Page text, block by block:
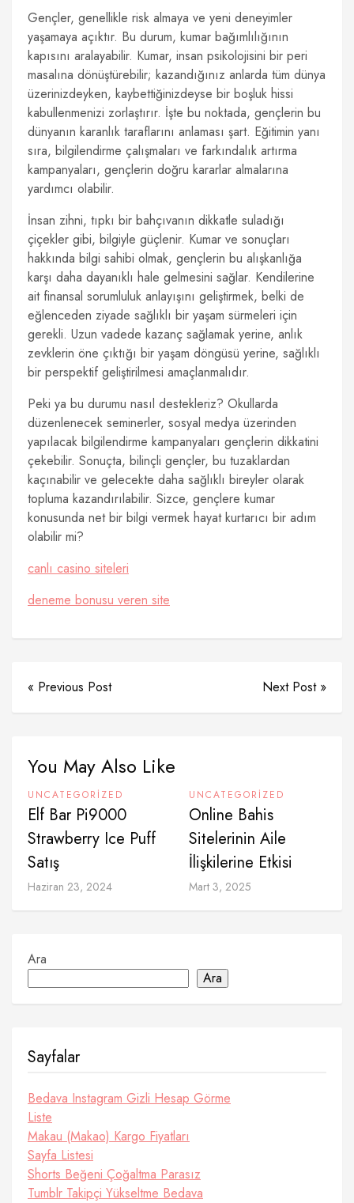
Gençler, genellikle risk almaya ve yeni deneyimler
yaşamaya açıktır. Bu durum, kumar bağımlılığının
kapısını aralayabilir. Kumar, insan psikolojisini bir peri
masalına dönüştürebilir; kazandığınız anlarda tüm dünya
üzerinizdeyken, kaybettiğinizdeyse bir boşluk hissi
kabullenmenizi zorlaştırır. İşte bu noktada, gençlerin bu
dünyanın karanlık taraflarını anlaması şart. Eğitimin yanı
sıra, bilgilendirme çalışmaları ve farkındalık artırma
kampanyaları, gençlerin doğru kararlar almalarına
yardımcı olabilir.
İnsan zihni, tıpkı bir bahçıvanın dikkatle suladığı
çiçekler gibi, bilgiyle güçlenir. Kumar ve sonuçları
hakkında bilgi sahibi olmak, gençlerin bu alışkanlığa
karşı daha dayanıklı hale gelmesini sağlar. Kendilerine
ait finansal sorumluluk anlayışını geliştirmek, belki de
eğlenceden ziyade sağlıklı bir yaşam sürmeleri için
gerekli. Uzun vadede kazanç sağlamak yerine, anlık
zevklerin öne çıktığı bir yaşam döngüsü yerine, sağlıklı
bir perspektif geliştirilmesi amaçlanmalıdır.
Peki ya bu durumu nasıl destekleriz? Okullarda
düzenlenecek seminerler, sosyal medya üzerinden
yapılacak bilgilendirme kampanyaları gençlerin dikkatini
çekebilir. Sonuçta, bilinçli gençler, bu tuzaklardan
kaçınabilir ve gelecekte daha sağlıklı bireyler olarak
topluma kazandırılabilir. Sizce, gençlere kumar
konusunda net bir bilgi vermek hayat kurtarıcı bir adım
olabilir mi?
canlı casino siteleri
deneme bonusu veren site
« Previous Post Next Post »
You May Also Like
UNCATEGORIZED
Elf Bar Pi9000
Strawberry Ice Puff
Satış
Haziran 23, 2024
UNCATEGORIZED
Online Bahis
Sitelerinin Aile
İlişkilerine Etkisi
Mart 3, 2025
Ara
Ara
Sayfalar
Bedava Instagram Gizli Hesap Görme
Liste
Makau (Makao) Kargo Fiyatları
Sayfa Listesi
Shorts Beğeni Çoğaltma Parasız
Tumblr Takipçi Yükseltme Bedava